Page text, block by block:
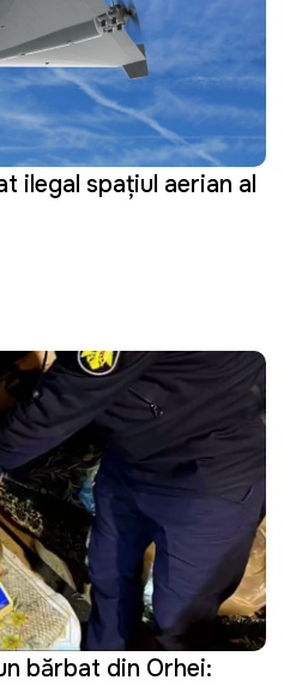
ilegal spațiul aerian al
bărbat din Orhei: